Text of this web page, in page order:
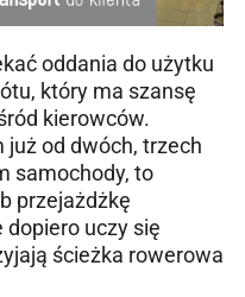
oddania do użytku
który ma szansę
kierowców.
już od dwóch, trzech
samochody, to
przejażdżkę
uczy się
ścieżka rowerowa